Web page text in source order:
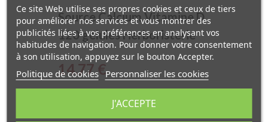
Source Calcium Vitamine D
120 gélules Herboristerie
de Paris
Prix
14,77 €
Ce site Web utilise ses propres cookies et ceux de tiers
pour améliorer nos services et vous montrer des
publicités liées à vos préférences en analysant vos
habitudes de navigation. Pour donner votre consentement
à son utilisation, appuyez sur le bouton Accepter.
Politique de cookies Personnaliser les cookies
J'ACCEPTE